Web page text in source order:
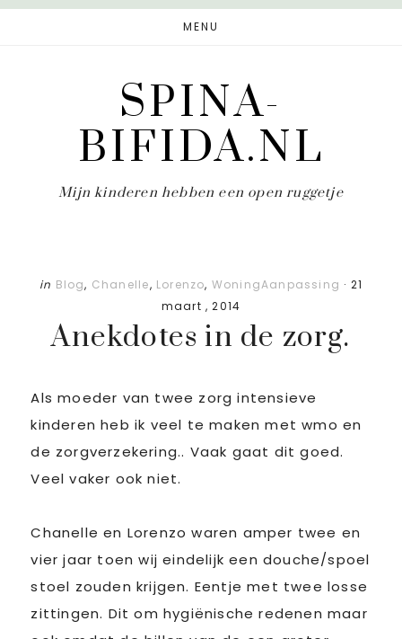
Door
Spring
MENU
SPINA-
BIFIDA.NL
Mijn kinderen hebben een open ruggetje
in Blog, Chanelle, Lorenzo, WoningAanpassing · 21
maart , 2014
Anekdotes in de zorg.
Als moeder van twee zorg intensieve
kinderen heb ik veel te maken met wmo en
de zorgverzekering.. Vaak gaat dit goed.
Veel vaker ook niet.
Chanelle en Lorenzo waren amper twee en
vier jaar toen wij eindelijk een douche/spoel
stoel zouden krijgen. Eentje met twee losse
zittingen. Dit om hygiënische redenen maar